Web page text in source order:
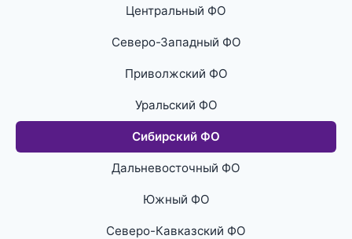
Центральный ФО
Северо-Западный ФО
Приволжский ФО
Уральский ФО
Сибирский ФО
Дальневосточный ФО
Южный ФО
Северо-Кавказский ФО